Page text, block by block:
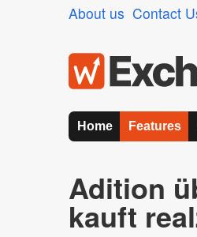
About us Contact
Home Features
Adition
kauft